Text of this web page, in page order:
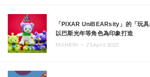
「PIXAR UniBEARsity」的「玩具
以巴斯光年等角色為印象打造
FASHION ・ 25.April.2022